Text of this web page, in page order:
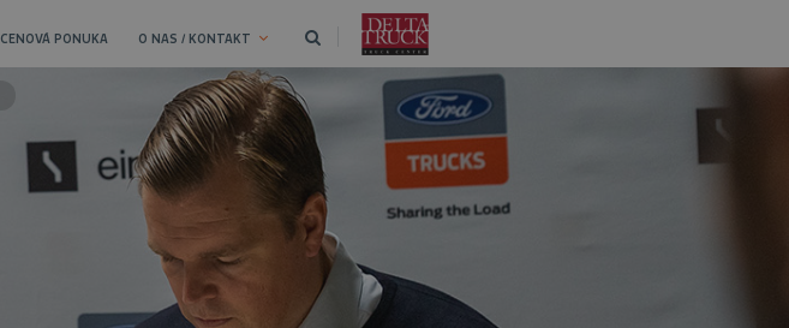
CENOVÁ PONUKA O NAS / KONTAKT